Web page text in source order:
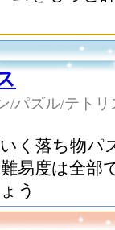
/パズル/テトリ
く落ち物パ
易度は全部
う